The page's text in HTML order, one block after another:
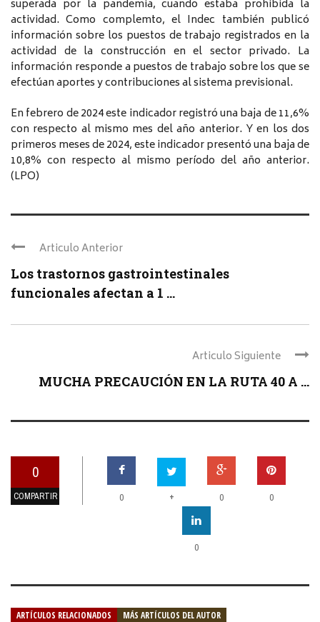
superada por la pandemia, cuando estaba prohibida la
actividad. Como complemto, el Indec también publicó
información sobre los puestos de trabajo registrados en la
actividad de la construcción en el sector privado. La
información responde a puestos de trabajo sobre los que se
efectúan aportes y contribuciones al sistema previsional.
En febrero de 2024 este indicador registró una baja de 11,6%
con respecto al mismo mes del año anterior. Y en los dos
primeros meses de 2024, este indicador presentó una baja de
10,8% con respecto al mismo período del año anterior.
(LPO)
Articulo Anterior
Los trastornos gastrointestinales
funcionales afectan a 1 ...
Articulo Siguiente
MUCHA PRECAUCIÓN EN LA RUTA 40 A ...
0
COMPARTIR 0 + 0 0
0
ARTÍCULOS RELACIONADOS MÁS ARTÍCULOS DEL AUTOR